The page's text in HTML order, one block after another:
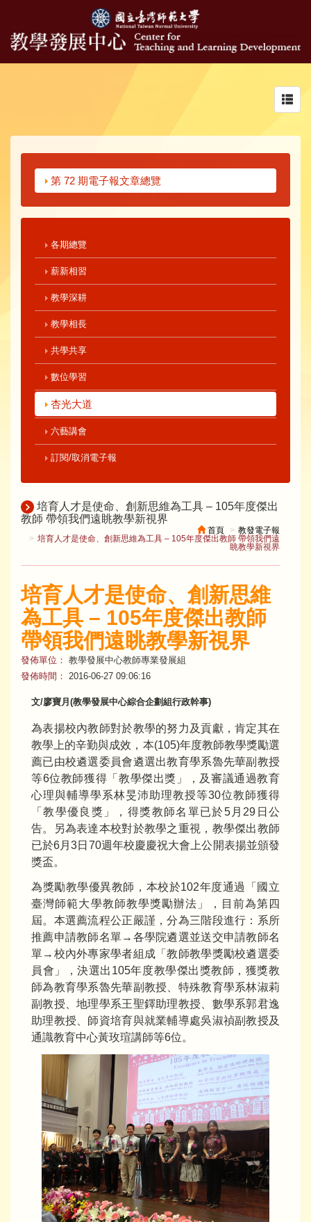
第 72 期電子報文章總覽
各期總覽
薪新相習
教學深耕
教學相長
共學共享
數位學習
杏光大道
六藝講會
訂閱/取消電子報
培育人才是使命、創新思維為工具 – 105年度傑出
教師 帶領我們遠眺教學新視界
首頁
教發電子報
培育人才是使命、創新思維為工具 – 105年度傑出教師 帶領我們遠
眺教學新視界
培育人才是使命、創新思維
為工具 – 105年度傑出教師
帶領我們遠眺教學新視界
發佈單位： 教學發展中心教師專業發展組
發佈時間：
2016-06-27 09:06:16
文/廖寶月(教學發展中心綜合企劃組行政幹事)
為表揚校內教師對於教學的努力及貢獻，肯定其在
教學上的辛勤與成效，本(105)年度教師教學獎勵選
薦已由校遴選委員會遴選出教育學系魯先華副教授
等6位教師獲得「教學傑出獎」，及審議通過教育
心理與輔導學系林旻沛助理教授等30位教師獲得
「教學優良獎」，得獎教師名單已於5月29日公
告。另為表達本校對於教學之重視，教學傑出教師
已於6月3日70週年校慶慶祝大會上公開表揚並頒發
獎盃。
為獎勵教學優異教師，本校於102年度通過「國立
臺灣師範大學教師教學獎勵辦法」，目前為第四
屆。本選薦流程公正嚴謹，分為三階段進行：系所
推薦申請教師名單→各學院遴選並送交申請教師名
單→校內外專家學者組成「教師教學獎勵校遴選委
員會」，決選出105年度教學傑出獎教師，獲獎教
師為教育學系魯先華副教授、特殊教育學系林淑莉
副教授、地理學系王聖鐸助理教授、數學系郭君逸
助理教授、師資培育與就業輔導處吳淑禎副教授及
通識教育中心黃玫瑄講師等6位。